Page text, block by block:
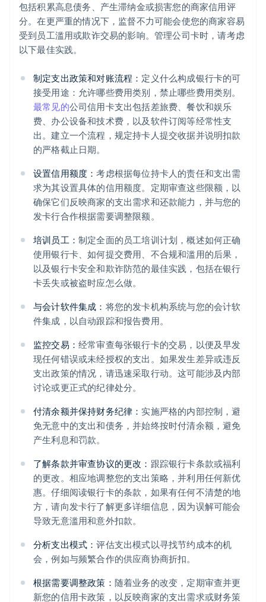
包括积累高息债务、产生滞纳金或损害您的商家信用评
分。在更严重的情况下，监督不力可能会使您的商家容易
受到员工滥用或欺诈交易的影响。管理公司卡时，请考虑
以下最佳实践。
制定支出政策和对账流程： 定义什么构成银行卡的可
接受用途：允许哪些费用类别，禁止哪些费用类别。
最常见的公司信用卡支出包括差旅费、餐饮和娱乐
费、办公设备和技术费，以及软件订阅等经常性支
出。建立一个流程，规定持卡人提交收据并说明扣款
的严格截止日期。
设置信用额度：考虑根据每位持卡人的责任和支出需
求为其设置具体的信用额度。定期审查这些限额，以
确保它们反映商家的支出需求和还款能力，并与您的
发卡行合作根据需要调整限额。
培训员工： 制定全面的员工培训计划，概述如何正确
使用银行卡、如何提交费用、不合规和滥用的后果，
以及银行卡安全和欺诈防范的最佳实践，包括在银行
卡丢失或被盗时应怎么做。
与会计软件集成： 将您的发卡机构系统与您的会计软
件集成，以自动跟踪和报告费用。
监控交易： 经常审查每张银行卡的交易，以便及早发
现任何错误或未经授权的支出。如果发生差异或违反
支出政策的情况，请迅速采取行动。这可能涉及内部
讨论或更正式的纪律处分。
付清余额并保持财务纪律： 实施严格的内部控制，避
免无意中的支出和债务，并始终按时付清余额，避免
产生利息和罚款。
了解条款并审查协议的更改： 跟踪银行卡条款或福利
的更改。相应地调整您的支出策略，并利用任何新优
惠。仔细阅读银行卡的条款，如果有任何不清楚的地
方，请向发卡行了解更多详细信息，因为误解可能会
导致无意滥用和意外扣款。
分析支出模式：评估支出模式以寻找节约成本的机
会，例如与频繁合作的供应商协商折扣。
根据需要调整政策： 随着业务的改变，定期审查并更
新您的信用卡政策，以反映商家的支出需求或财务策